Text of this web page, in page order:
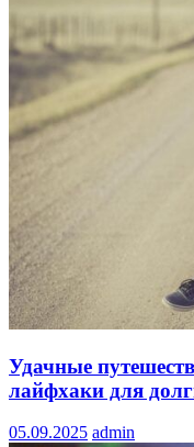
Удачные
лайфхаки для
05.09.2025 admin